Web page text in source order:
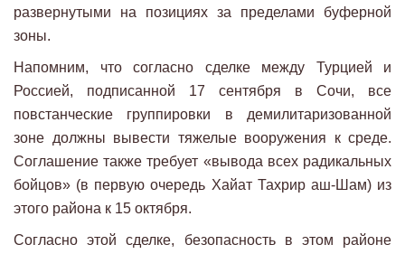
развернутыми на позициях за пределами буферной
зоны.
Напомним, что согласно сделке между Турцией и
Россией, подписанной 17 сентября в Сочи, все
повстанческие группировки в демилитаризованной
зоне должны вывести тяжелые вооружения к среде.
Соглашение также требует «вывода всех радикальных
бойцов» (в первую очередь Хайат Тахрир аш-Шам) из
этого района к 15 октября.
Согласно этой сделке, безопасность в этом районе